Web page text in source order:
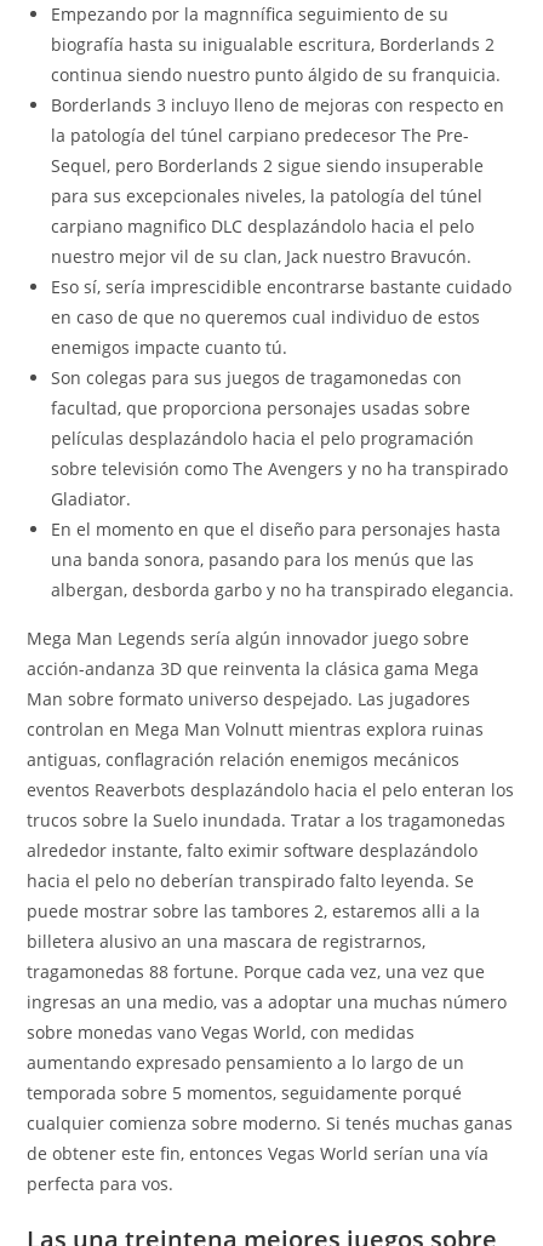
Empezando por la magnnífica seguimiento de su
biografía hasta su inigualable escritura, Borderlands 2
continua siendo nuestro punto álgido de su franquicia.
Borderlands 3 incluyo lleno de mejoras con respecto en
la patologí­a del túnel carpiano predecesor The Pre-
Sequel, pero Borderlands 2 sigue siendo insuperable
para sus excepcionales niveles, la patologí­a del túnel
carpiano magnifico DLC desplazándolo hacia el pelo
nuestro mejor vil de su clan, Jack nuestro Bravucón.
Eso sí, sería imprescidible encontrarse bastante cuidado
en caso de que no queremos cual individuo de estos
enemigos impacte cuanto tú.
Son colegas para sus juegos de tragamonedas con
facultad, que proporciona personajes usadas sobre
películas desplazándolo hacia el pelo programación
sobre televisión como The Avengers y no ha transpirado
Gladiator.
En el momento en que el diseño para personajes hasta
una banda sonora, pasando para los menús que las
albergan, desborda garbo y no ha transpirado elegancia.
Mega Man Legends serí­a algún innovador juego sobre
acción-andanza 3D que reinventa la clásica gama Mega
Man sobre formato universo despejado. Las jugadores
controlan en Mega Man Volnutt mientras explora ruinas
antiguas, conflagración relación enemigos mecánicos
eventos Reaverbots desplazándolo hacia el pelo enteran los
trucos sobre la Suelo inundada. Tratar a los tragamonedas
alrededor instante, falto eximir software desplazándolo
hacia el pelo no deberían transpirado falto leyenda. Se
puede mostrar sobre las tambores 2, estaremos alli a la
billetera alusivo an una mascara de registrarnos,
tragamonedas 88 fortune. Porque cada vez, una vez que
ingresas an una medio, vas a adoptar una muchas número
sobre monedas vano Vegas World, con medidas
aumentando expresado pensamiento a lo largo de un
temporada sobre 5 momentos, seguidamente porqué
cualquier comienza sobre moderno. Si tenés muchas ganas
de obtener este fin, entonces Vegas World serí­an una ví­a
perfecta para vos.
Las una treintena mejores juegos sobre